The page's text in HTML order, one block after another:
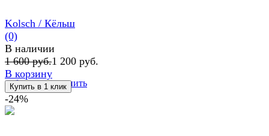
избранное сравнить
Kolsch / Кёльш
(0)
В наличии
1 600 руб.1 200 руб.
В корзину
-24%